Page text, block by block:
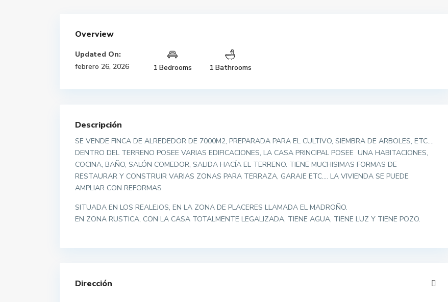
Overview
Updated On:
febrero 26, 2026
1 Bedrooms 1 Bathrooms
Descripción
SE VENDE FINCA DE ALREDEDOR DE 7000M2, PREPARADA PARA EL CULTIVO, SIEMBRA DE ARBOLES, ETC….
DENTRO DEL TERRENO POSEE VARIAS EDIFICACIONES, LA CASA PRINCIPAL POSEE UNA HABITACIONES,
COCINA, BAÑO, SALÓN COMEDOR, SALIDA HACÍA EL TERRENO. TIENE MUCHISIMAS FORMAS DE
RESTAURAR Y CONSTRUIR VARIAS ZONAS PARA TERRAZA, GARAJE ETC…. LA VIVIENDA SE PUEDE
AMPLIAR CON REFORMAS
SITUADA EN LOS REALEJOS, EN LA ZONA DE PLACERES LLAMADA EL MADROÑO.
EN ZONA RUSTICA, CON LA CASA TOTALMENTE LEGALIZADA, TIENE AGUA, TIENE LUZ Y TIENE POZO.
Dirección